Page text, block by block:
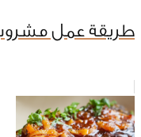
طريقة عمل مشروب